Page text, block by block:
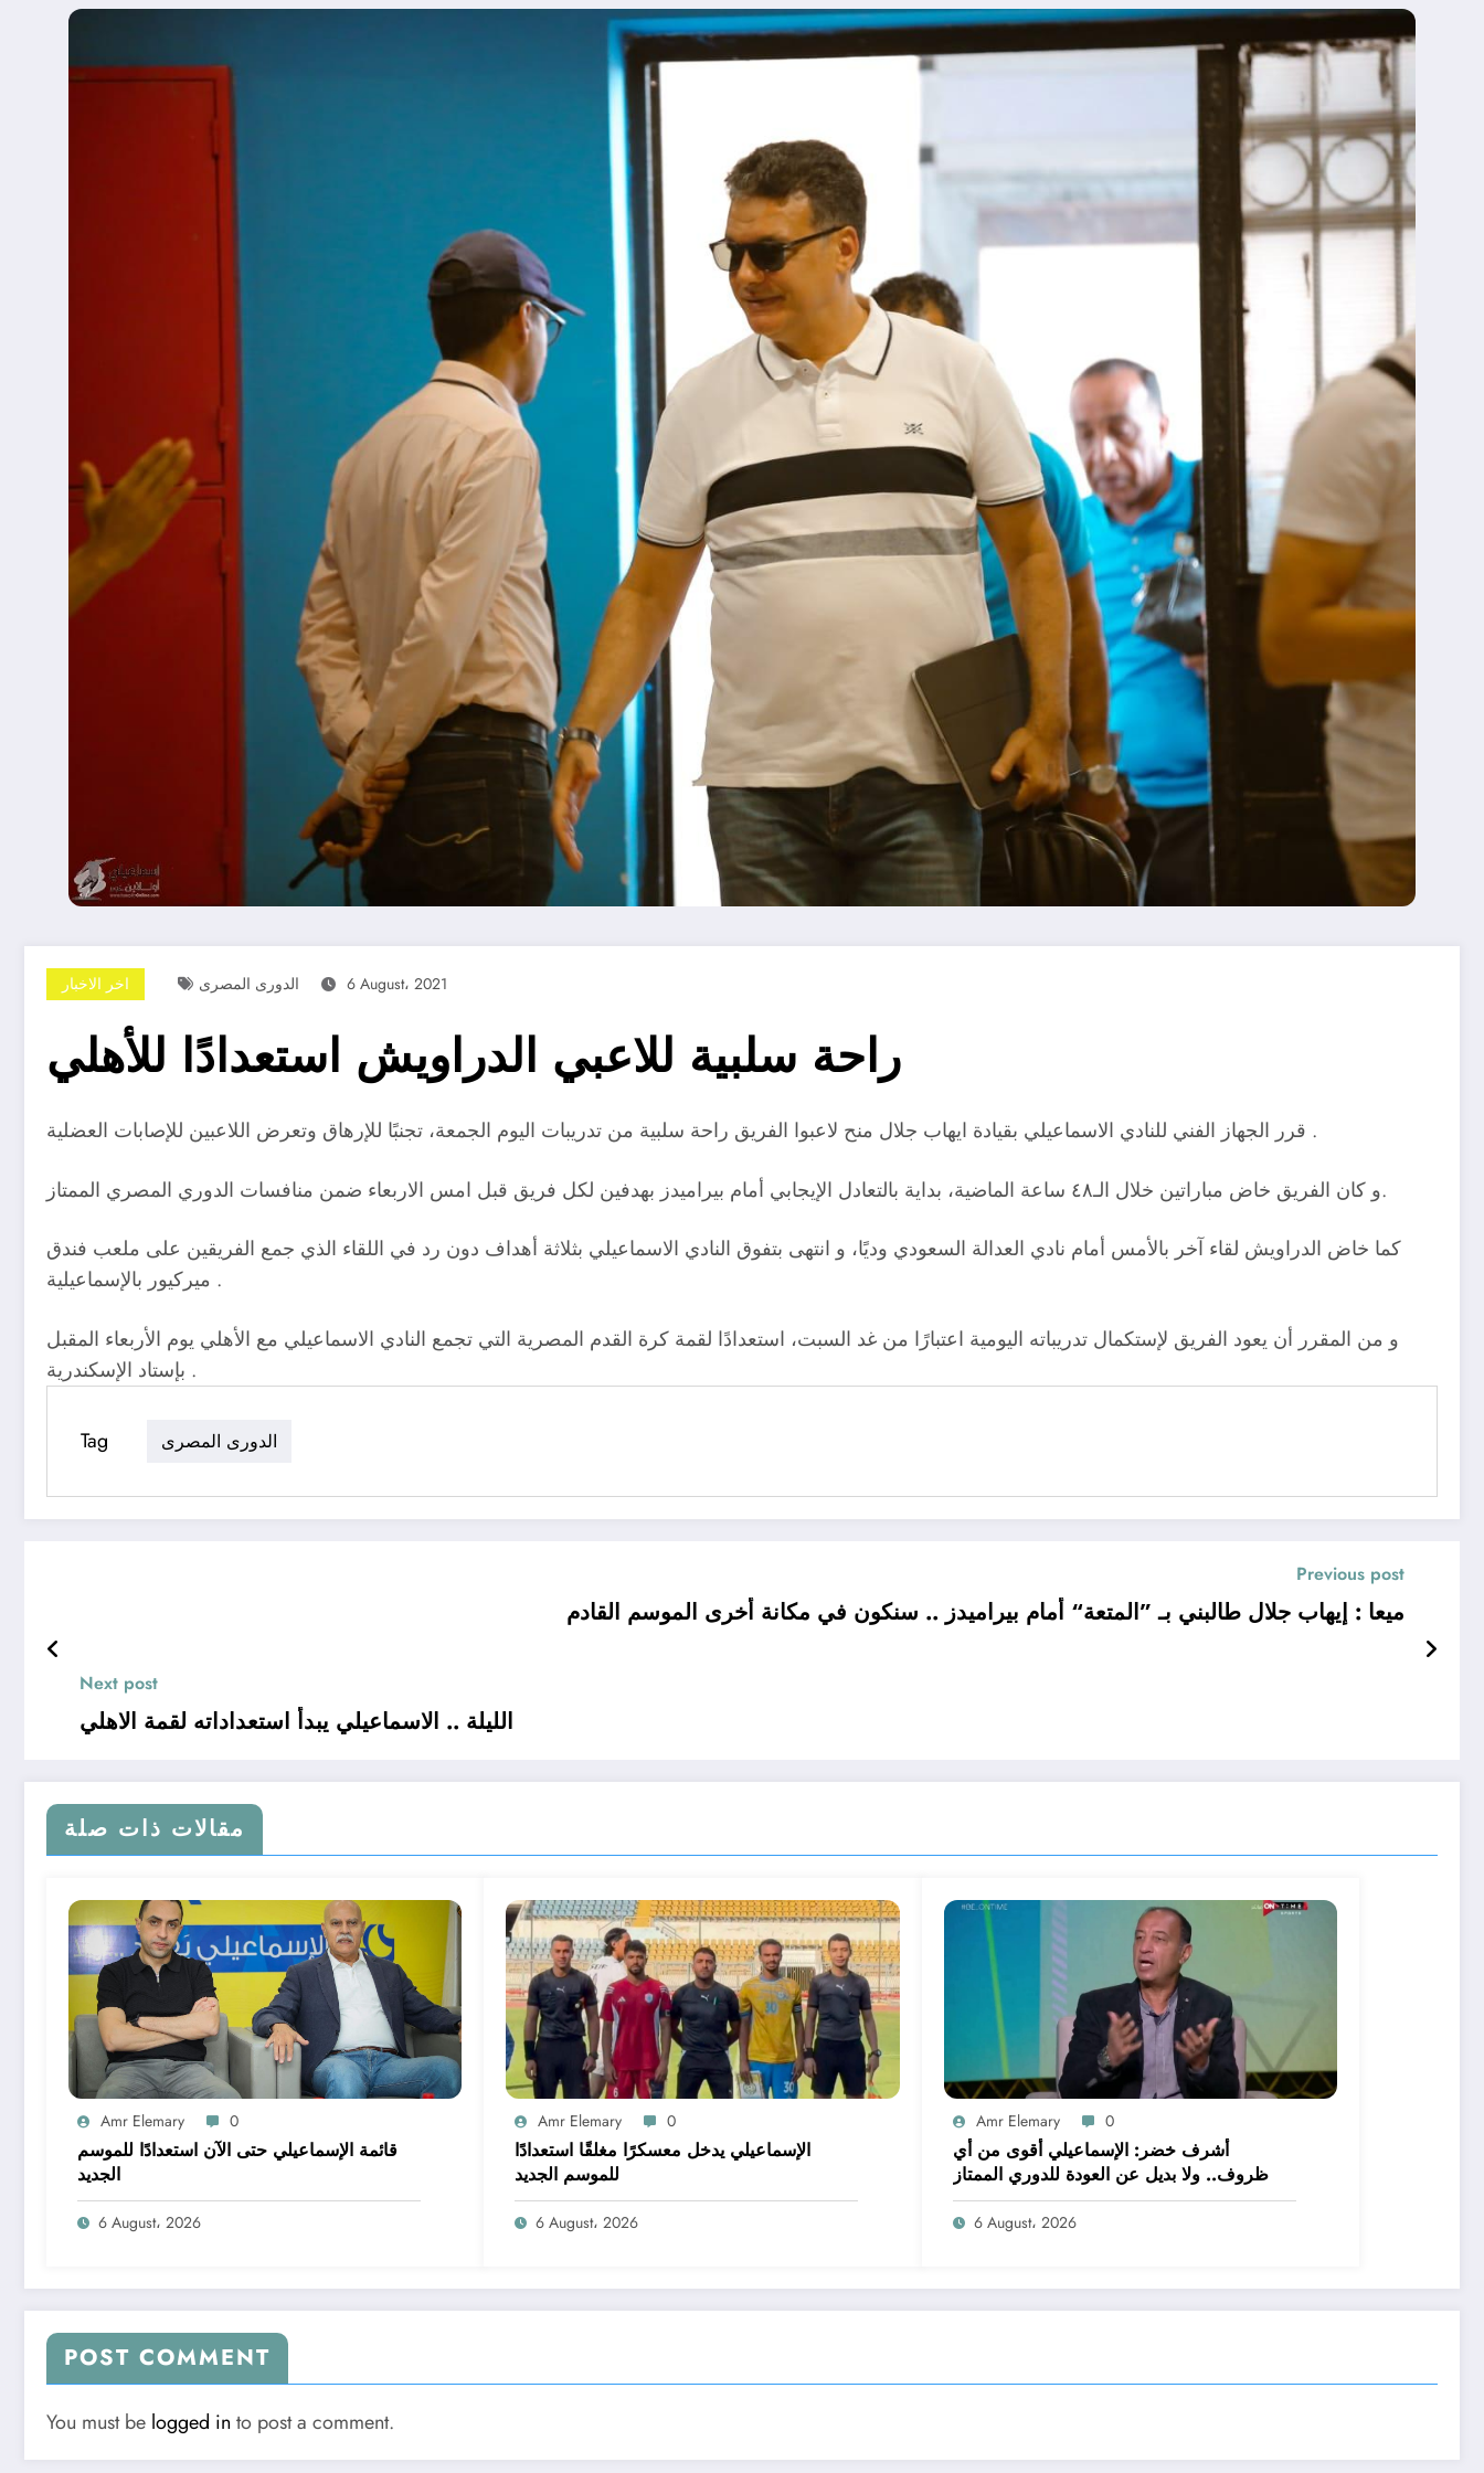
اخر الاخبار الدورى المصرى 6 August، 2021
راحة سلبية للاعبي الدراويش استعدادًا للأهلي
قرر الجهاز الفني للنادي الاسماعيلي بقيادة ايهاب جلال منح لاعبوا الفريق راحة سلبية من تدريبات اليوم الجمعة، تجنبًا للإرهاق وتعرض اللاعبين للإصابات العضلية .
و كان الفريق خاض مباراتين خلال الـ٤٨ ساعة الماضية، بداية بالتعادل الإيجابي أمام بيراميدز بهدفين لكل فريق قبل امس الاربعاء ضمن منافسات الدوري المصري الممتاز.
كما خاض الدراويش لقاء آخر بالأمس أمام نادي العدالة السعودي وديًا، و انتهى بتفوق النادي الاسماعيلي بثلاثة أهداف دون رد في اللقاء الذي جمع الفريقين على ملعب فندق
ميركيور بالإسماعيلية .
و من المقرر أن يعود الفريق لإستكمال تدريباته اليومية اعتبارًا من غد السبت، استعدادًا لقمة كرة القدم المصرية التي تجمع النادي الاسماعيلي مع الأهلي يوم الأربعاء المقبل
بإستاد الإسكندرية .
Tag الدورى المصرى
Previous post
ميعا : إيهاب جلال طالبني بـ ”المتعة“ أمام بيراميدز .. سنكون في مكانة أخرى الموسم القادم
Next post
الليلة .. الاسماعيلي يبدأ استعداداته لقمة الاهلي
مقالات ذات صلة
Amr Elemary 0
قائمة الإسماعيلي حتى الآن استعدادًا للموسم
الجديد
6 August، 2026
Amr Elemary 0
الإسماعيلي يدخل معسكرًا مغلقًا استعدادًا
للموسم الجديد
6 August، 2026
Amr Elemary 0
أشرف خضر: الإسماعيلي أقوى من أي
ظروف.. ولا بديل عن العودة للدوري الممتاز
6 August، 2026
POST COMMENT
You must be logged in to post a comment.